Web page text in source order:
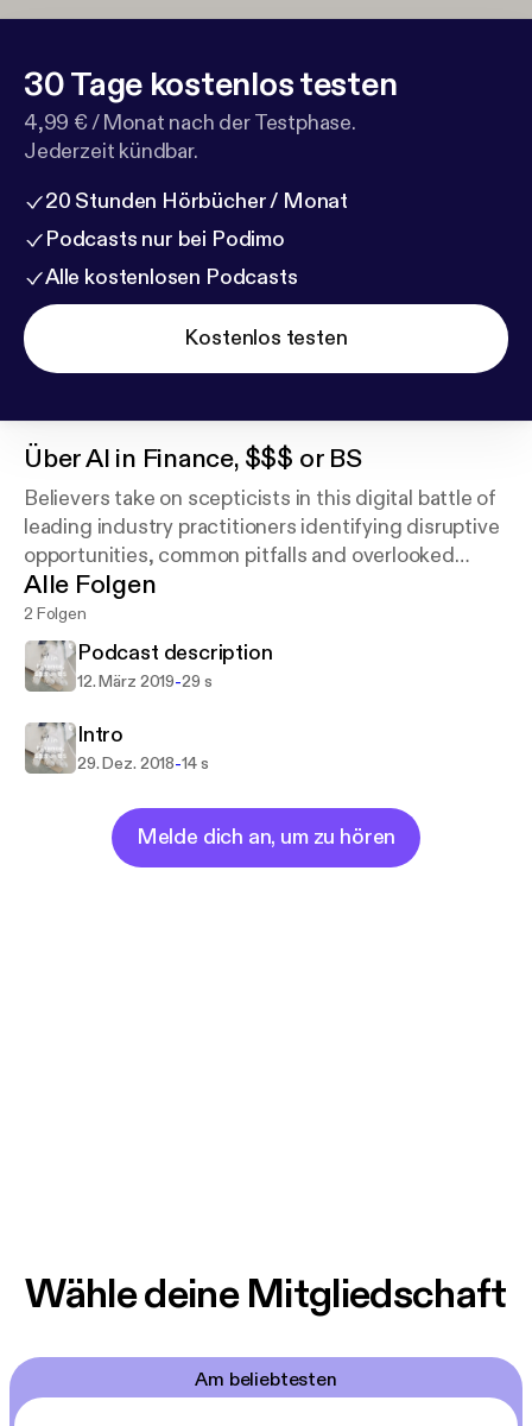
30 Tage kostenlos testen
4,99 € / Monat nach der Testphase.
Jederzeit kündbar.
20 Stunden Hörbücher / Monat
Podcasts nur bei Podimo
Alle kostenlosen Podcasts
Kostenlos testen
ÜberAI in Finance, $$$ or BS
Believers take on scepticists in this digital battle of
leading industry practitioners identifying disruptive
opportunities, common pitfalls and overlooked
challenges in times of the great fintech AI hype.
Alle Folgen
2 Folgen
Podcast description
12. März 2019-29 s
Intro
29. Dez. 2018-14 s
Melde dich an, um zu hören
Wähle deine Mitgliedschaft
Am beliebtesten